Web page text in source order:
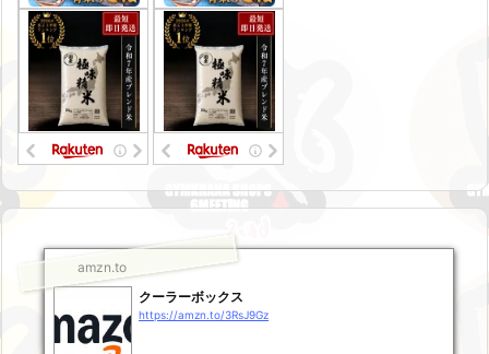
amzn.to
クーラーボックス
https://amzn.to/3RsJ9Gz